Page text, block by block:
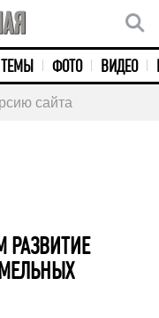
ТЕМЫ ФОТО ВИДЕО
сайта
РАЗВИТИЕ